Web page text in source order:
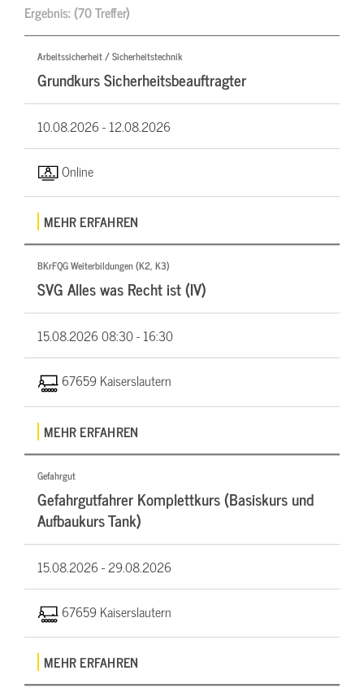
Ergebnis:(70 Treffer)
Arbeitssicherheit / Sicherheitstechnik
Grundkurs Sicherheitsbeauftragter
10.08.2026 -12.08.2026
Online
MEHR ERFAHREN
BKrFQG Weiterbildungen (K2, K3)
SVG Alles was Recht ist (IV)
15.08.202608:30 - 16:30
67659 Kaiserslautern
MEHR ERFAHREN
Gefahrgut
Gefahrgutfahrer Komplettkurs (Basiskurs und
Aufbaukurs Tank)
15.08.2026 -29.08.2026
67659 Kaiserslautern
MEHR ERFAHREN